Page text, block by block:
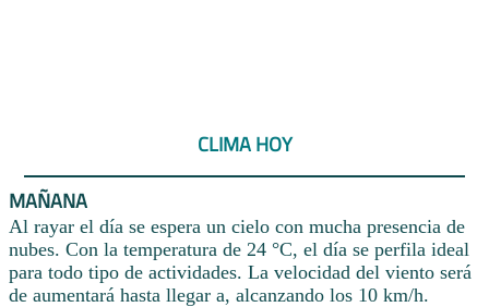
CLIMA HOY
MAÑANA
Al rayar el día se espera un cielo con mucha presencia de
nubes. Con la temperatura de 24 °C, el día se perfila ideal
para todo tipo de actividades. La velocidad del viento será
de aumentará hasta llegar a, alcanzando los 10 km/h.